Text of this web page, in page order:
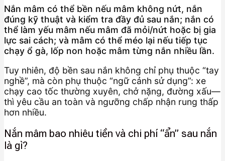
Nắn mâm có thể bền nếu mâm không nứt, nắn
đúng kỹ thuật và kiểm tra đầy đủ sau nắn; nắn có
thể làm yếu mâm nếu mâm đã mỏi/nứt hoặc bị gia
lực sai cách; và mâm có thể méo lại nếu tiếp tục
chạy ổ gà, lốp non hoặc mâm từng nắn nhiều lần.
Tuy nhiên, độ bền sau nắn không chỉ phụ thuộc “tay
nghề”, mà còn phụ thuộc “ngữ cảnh sử dụng”: xe
chạy cao tốc thường xuyên, chở nặng, đường xấu—
thì yêu cầu an toàn và ngưỡng chấp nhận rung thấp
hơn nhiều.
Nắn mâm bao nhiêu tiền và chi phí “ẩn” sau nắn
là gì?